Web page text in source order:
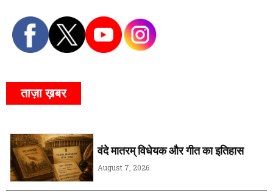
ताज़ा ख़बर
वंदे मातरम् विधेयक और गीत का इतिहास
August 7, 2026